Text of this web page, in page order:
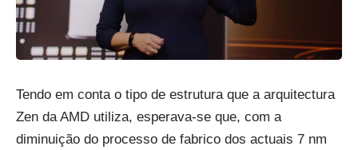
Tendo em conta o tipo de estrutura que a arquitectura
Zen da AMD utiliza, esperava-se que, com a
diminuição do processo de fabrico dos actuais 7 nm